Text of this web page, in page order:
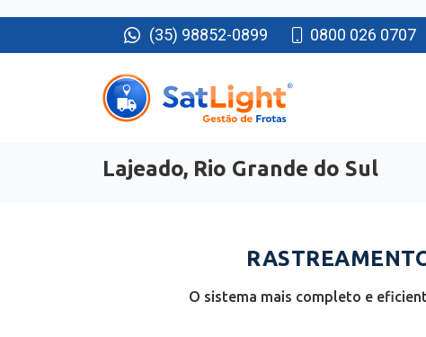
(35) 98852-0899 0800 026 0707
Lajeado, Rio Grande do Sul
O sistema mais completo e